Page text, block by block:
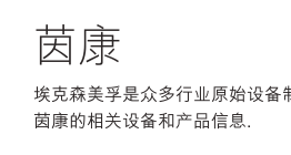
茵康
埃克森美孚是众多行业原始设
茵康的相关设备和产品信息.